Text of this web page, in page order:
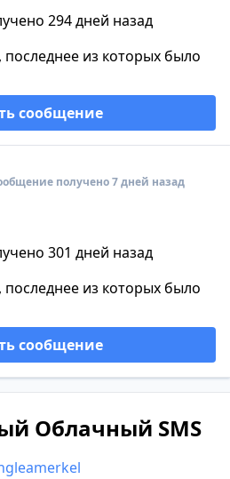
294 дней назад
из которых было
сообщение
получено 7 дней назад
301 дней назад
из которых было
сообщение
Облачный SMS